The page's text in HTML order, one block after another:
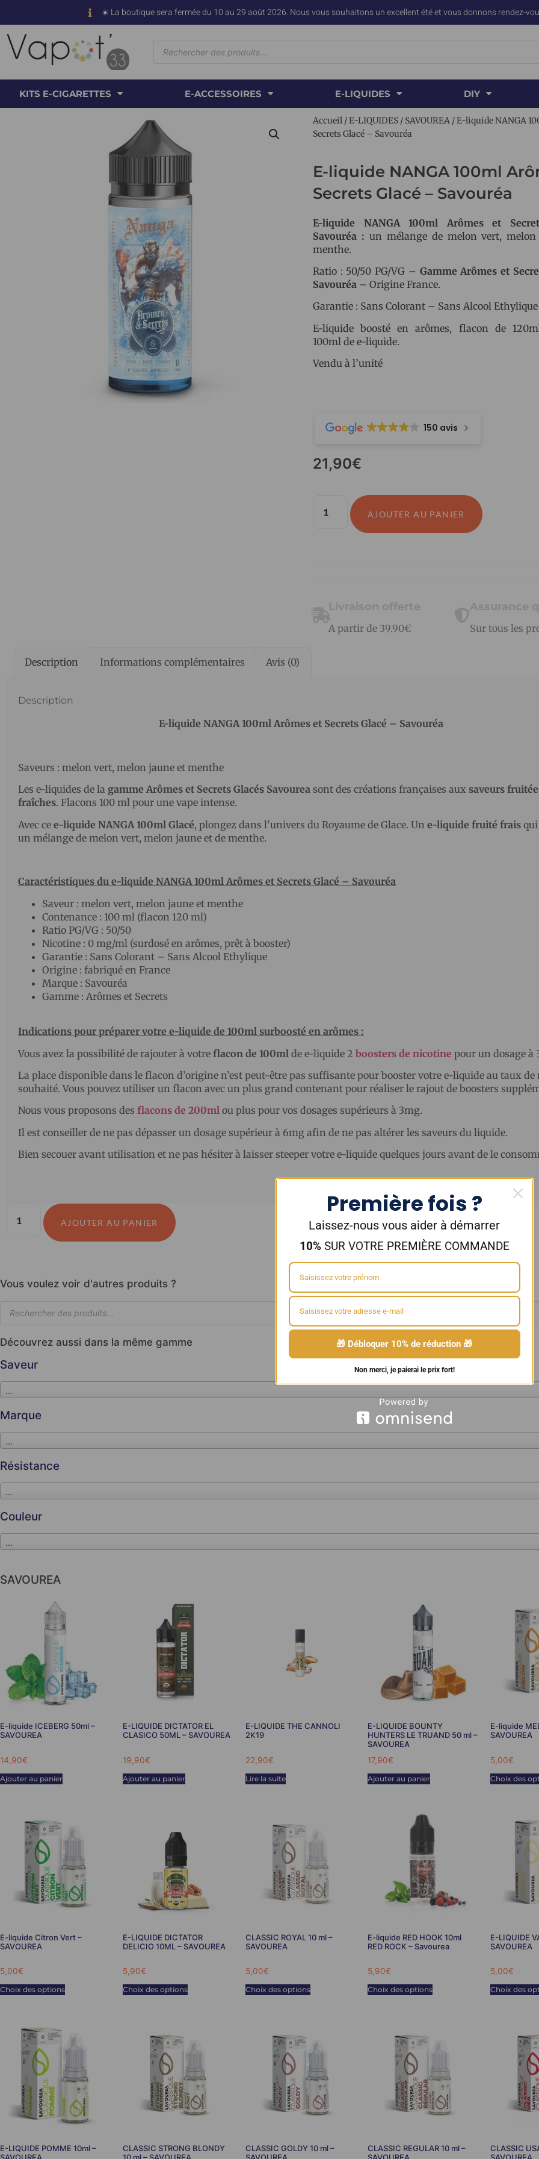
☀️ La boutique sera fermée du 10 au 29 août 2026. Nous vous souhaitons un excellent été et vous donnons rendez-
KITS E-CIGARETTES E-ACCESSOIRES E-LIQUIDES DIY
Accueil /E-LIQUIDES / SAVOUREA / E-liquide NANGA
Secrets Glacé – Savouréa
E-liquide NANGA 100ml
Secrets Glacé – Savouréa
E-liquide NANGA 100ml Arômes et
Savouréa : un mélange de melon vert,
menthe.
Ratio : 50/50 PG/VG – Gamme Arômes et
Savouréa – Origine France.
Garantie : Sans Colorant – Sans Alcool Ethylique
E-liquide boosté en arômes, flacon de
100ml de e-liquide.
Vendu à l’unité
150 avis
21,90€
AJOUTER AU PANIER
Livraison offerte
A partir de 39.90€
Assurance
Sur tous les
Description Informations complémentaires Avis (0)
Description
E-liquide NANGA 100ml Arômes et Secrets Glacé – Savouréa
Saveurs : melon vert, melon jaune et menthe
Les e-liquides de la gamme Arômes et Secrets Glacés Savourea sont des créations françaises aux saveurs
fraîches. Flacons 100 ml pour une vape intense.
Avec ce e-liquide NANGA 100ml Glacé, plongez dans l’univers du Royaume de Glace. Un e-liquide fruité frais
un mélange de melon vert, melon jaune et de menthe.
Caractéristiques du e-liquide NANGA 100ml Arômes et Secrets Glacé – Savouréa
Saveur : melon vert, melon jaune et menthe
Contenance : 100 ml (flacon 120 ml)
Ratio PG/VG : 50/50
Nicotine : 0 mg/ml (surdosé en arômes, prêt à booster)
Garantie : Sans Colorant – Sans Alcool Ethylique
Origine : fabriqué en France
Marque : Savouréa
Gamme : Arômes et Secrets
Indications pour préparer votre e-liquide de 100ml surboosté en arômes :
Vous avez la possibilité de rajouter à votre flacon de 100ml de e-liquide 2 boosters de nicotine pour un dosage à
La place disponible dans le flacon d’origine n’est peut-être pas suffisante pour booster votre e-liquide au taux
souhaité. Vous pouvez utiliser un flacon avec un plus grand contenant pour réaliser le rajout de boosters
Nous vous proposons des flacons de 200ml ou plus pour vos dosages supérieurs à 3mg.
Il est conseiller de ne pas dépasser un dosage supérieur à 6mg afin de ne pas altérer les saveurs du liquide.
Bien secouer avant utilisation et ne pas hésiter à laisser steeper votre e-liquide quelques jours avant de le
AJOUTER AU PANIER
Vous voulez voir d'autres produits ?
Découvrez aussi dans la même gamme
Saveur
...
Marque
...
Résistance
...
Couleur
...
SAVOUREA
E-liquide ICEBERG 50ml –
SAVOUREA
14,90€
Ajouter au panier
E-LIQUIDE DICTATOR EL
CLASICO 50ML – SAVOUREA
19,90€
Ajouter au panier
E-LIQUIDE THE CANNOLI
2K19
22,90€
Lire la suite
E-LIQUIDE BOUNTY
HUNTERS LE TRUAND 50 ml –
SAVOUREA
17,90€
Ajouter au panier
E-liquide
SAVOUREA
5,00€
Choix des
E-liquide Citron Vert –
SAVOUREA
5,00€
Choix des options
E-LIQUIDE DICTATOR
DELICIO 10ML – SAVOUREA
5,90€
Choix des options
CLASSIC ROYAL 10 ml –
SAVOUREA
5,00€
Choix des options
E-liquide RED HOOK 10ml
RED ROCK – Savourea
5,90€
Choix des options
E-LIQUIDE
SAVOUREA
5,00€
Choix des
E-LIQUIDE POMME 10ml –
CLASSIC STRONG BLONDY
CLASSIC GOLDY 10 ml –
CLASSIC REGULAR 10 ml –
CLASSIC
Première fois ?
Laissez-nous vous aider à démarrer
10%SUR VOTRE PREMIÈRE COMMANDE
🎁 Débloquer 10% de réduction 🎁
Non merci, je paierai le prix fort!